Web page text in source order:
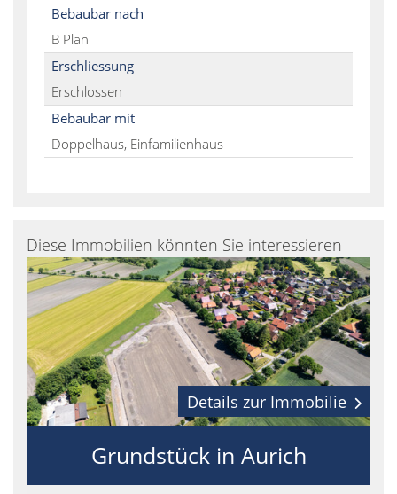
Bebaubar nach
B Plan
Erschliessung
Erschlossen
Bebaubar mit
Doppelhaus, Einfamilienhaus
Diese Immobilien könnten Sie interessieren
Details zur Immobilie
Grundstück in Aurich